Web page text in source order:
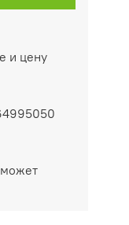
и цену